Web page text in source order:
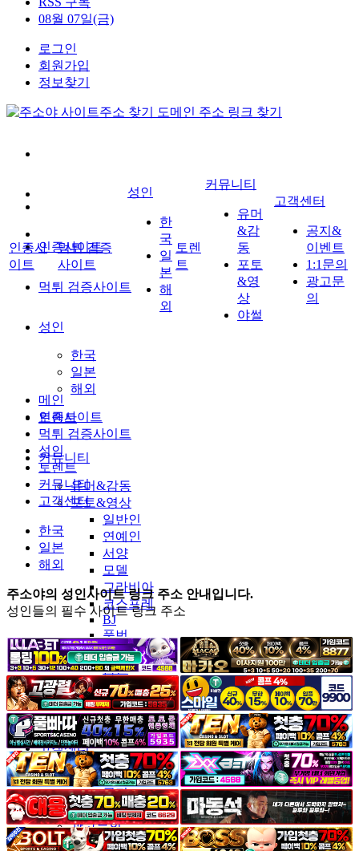
08월 07일(금)
로그인
회원가입
정보찾기
인증사이트
먹튀 검증사이트
성인
한국
일본
해외
토렌트
커뮤니티
유머&감동
포토&영상
일반인
연예인
서양
모델
그라비아
코스프레
BJ
품번
후방주의
움짤
스포츠
기타
야썰
고객센터
공지&이벤트
공지
1:1문의
광고문의
인증사
이트
먹튀 검증
사이트
성인
한
국
일
본
해
외
토렌
트
커뮤니티
유머
&감
동
포토
&영
상
야썰
고객센터
공지&
이벤트
1:1문의
광고문
의
메인
인증사이트
먹튀 검증사이트
성인
토렌트
커뮤니티
고객센터
한국
일본
해외
주소야의 성인사이트 링크 주소 안내입니다.
성인들의 필수 사이트 링크 주소